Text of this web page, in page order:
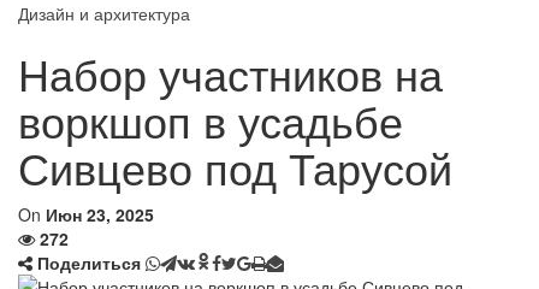
Дизайн и архитектура
Набор участников на
воркшоп в усадьбе
Сивцево под Тарусой
On Июн 23, 2025
272
Поделиться